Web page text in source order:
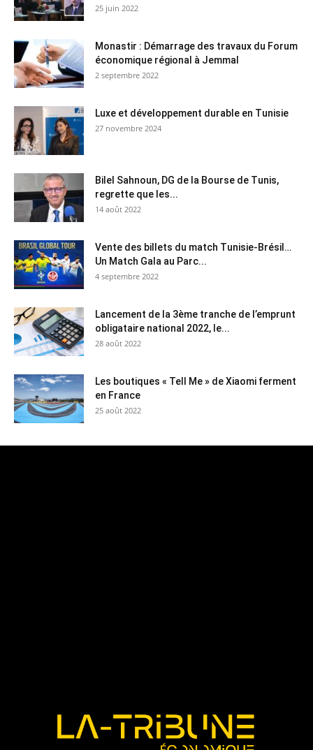
25 juin 2022
Monastir : Démarrage des travaux du Forum
économique régional à Jemmal
2 septembre 2022
Luxe et développement durable en Tunisie
27 novembre 2024
Bilel Sahnoun, DG de la Bourse de Tunis,
regrette que les...
14 août 2022
Vente des billets du match Tunisie-Brésil…
Un Match Gala au Parc...
4 septembre 2022
Lancement de la 3ème tranche de l’emprunt
obligataire national 2022, le...
28 août 2022
Les boutiques « Tell Me » de Xiaomi ferment
en France
25 août 2022